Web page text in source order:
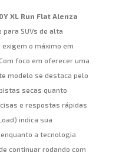
XL Run Flat Alenza
SUVs de alta
o máximo em
foco em oferecer uma
modelo se destaca pelo
secas quanto
e respostas rápidas
indica sua
a tecnologia
continuar rodando com